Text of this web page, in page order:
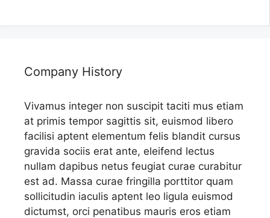
Company History
Vivamus integer non suscipit taciti mus etiam
at primis tempor sagittis sit, euismod libero
facilisi aptent elementum felis blandit cursus
gravida sociis erat ante, eleifend lectus
nullam dapibus netus feugiat curae curabitur
est ad. Massa curae fringilla porttitor quam
sollicitudin iaculis aptent leo ligula euismod
dictumst, orci penatibus mauris eros etiam